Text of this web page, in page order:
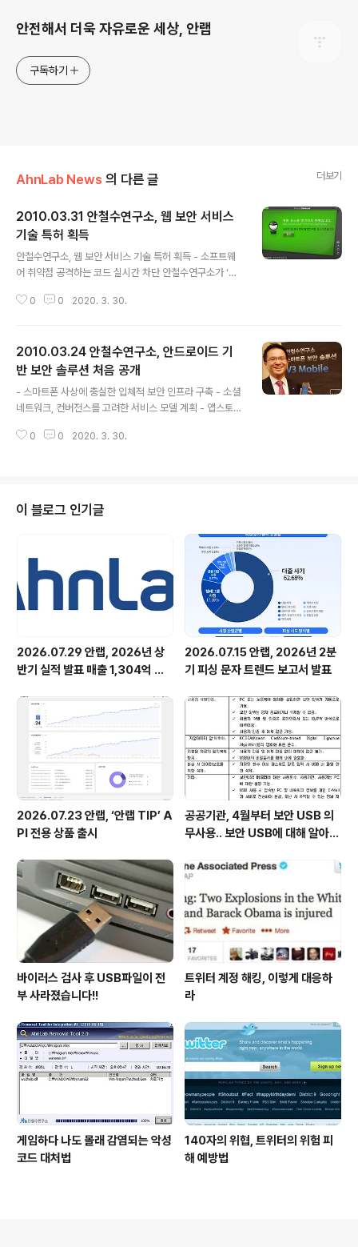
안전해서 더욱 자유로운 세상, 안랩
구독하기
AhnLab News 의 다른 글 더보기
2010.03.31 안철수연구소, 웹 보안 서비스
기술 특허 획득
안철수연구소, 웹 보안 서비스 기술 특허 획득 - 소프트웨
어 취약점 공격하는 코드 실시간 차단 안철수연구소가 ‘메
법’이 특허를 획득했습니다. 이는 웹을 통한 위험 요소 유입
인 신기술입니다. 특허 기술인 ‘메모리 조작 방지 시스템’은
애플리케이션(소프트웨어)의 취약점을 공격하는 코드의 실
행을 실시간으로 탐지/차단하는 기술입니다. 취약점 공격
코드는 주로 웹페이지 안에 삽입/배포되며 특정 애플리케
이션의 취약점을 이용해 컴퓨터가 오동작하게 하거나, 관
리 권한을 획득해 악성코드를 실행하거나 개인 정보를 유
0 0 2020. 3. 30.
2010.03.24 안철수연구소, 안드로이드 기
반 보안 솔루션 처음 공개
- 스마트폰 사상에 충실한 입체적 보안 인프라 구축 - 소셜
네트워크, 컨버전스를 고려한 서비스 모델 계획 - 앱스토어
월 24일 서울프라자호텔에서 ‘스마트폰 보안 소프트웨어
이로써 안철수연구소는 스마트폰 패러다임 변화에 맞춰 본
격적으로 소프트웨어 리더십을 과시했습니다. 이번에 첫
선을 보인 ‘V3 Mobile for Android (V3 모바일 안드로
이드)’은 안드로이드폰 플랫폼 기반의 스마트폰에서 악성
코드를 탐지/치료/삭제해주며, 동작 중인 모든 프로세스의
실시간 검사, 실..
0 0 2020. 3. 30.
이 블로그 인기글
2026.07.29 안랩, 2026년 상
반기 실적 발표 매출 1,304억 원,
2026.07.15 안랩, 2026년 2분
기 피싱 문자 트렌드 보고서 발표
2026.07.23 안랩, ‘안랩 TIP’ A
PI 전용 상품 출시
공공기관, 4월부터 보안 USB 의
무사용.. 보안 USB에 대해 알아봅
바이러스 검사 후 USB파일이 전
부 사라졌습니다!!
트위터 계정 해킹, 이렇게 대응하
라
게임하다 나도 몰래 감염되는 악성
코드 대처법
140자의 위협, 트위터의 위험 피
해 예방법